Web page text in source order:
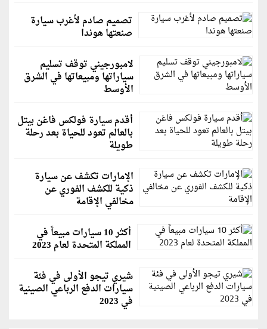
تصميم صادم لأغرب سيارة
صنعتها هوندا
لامبورجيني توقف تسليم
سياراتها ومبيعاتها في الشرق
الأوسط
أقدم سيارة فولكس فاغن بيتل
بالعالم تعود للحياة بعد رحلة
طويلة
الإمارات تكشف عن سيارة
ذكية للكشف الفوري عن
مخالفي الإقامة
أكثر 10 سيارات مبيعاً في
المملكة المتحدة لعام 2023
شيري تيجو الأولى في فئة
سيارات الدفع الرباعي الصينية
في 2023